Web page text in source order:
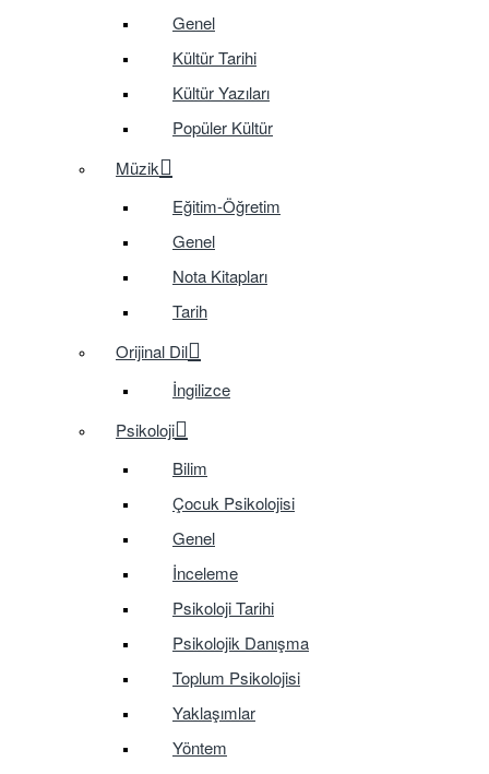
Genel
Kültür Tarihi
Kültür Yazıları
Popüler Kültür
Müzik
Eğitim-Öğretim
Genel
Nota Kitapları
Tarih
Orijinal Dil
İngilizce
Psikoloji
Bilim
Çocuk Psikolojisi
Genel
İnceleme
Psikoloji Tarihi
Psikolojik Danışma
Toplum Psikolojisi
Yaklaşımlar
Yöntem